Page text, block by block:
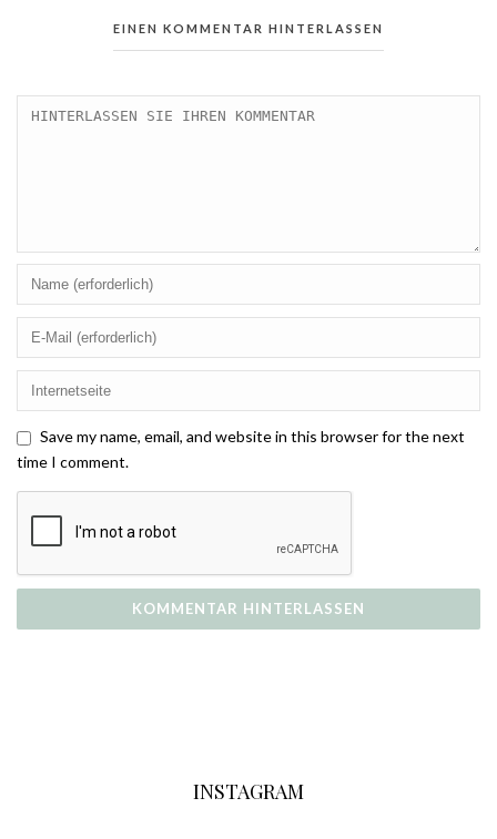
EINEN KOMMENTAR HINTERLASSEN
Save my name, email, and website in this browser for the next
time I comment.
INSTAGRAM